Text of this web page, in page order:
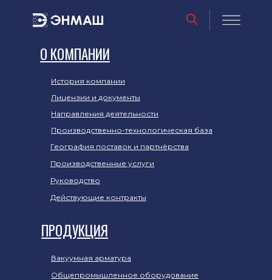
Руководство
О КОМПАНИИ
ПРОДУКЦИЯ
Производственные услуги
Действующие контракты
География поставок и партнёрства
Производственно-технологическая база
Лицензии и документы
Направления деятельности
История компании
Вакуумная арматура
Общепромышленное оборудование